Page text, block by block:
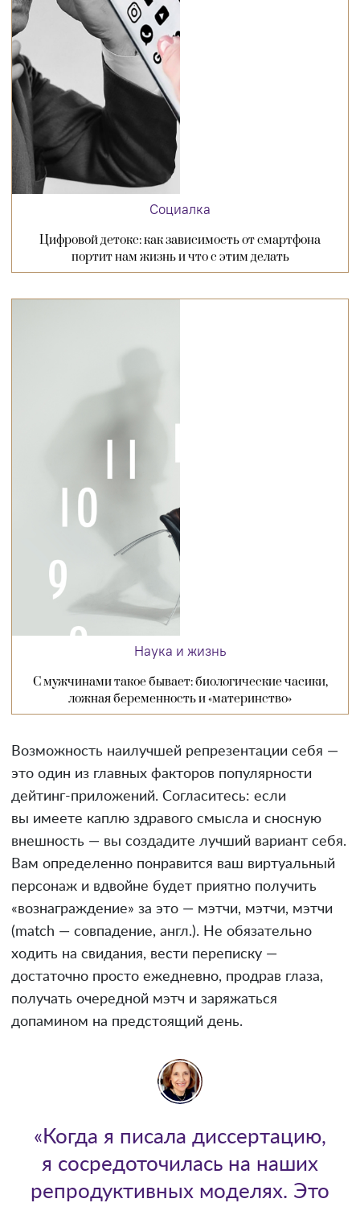
Социалка
Цифровой детокс: как зависимость от смартфона
портит нам жизнь и что с этим делать
Наука и жизнь
С мужчинами такое бывает: биологические часики,
ложная беременность и «материнство»
Возможность наилучшей репрезентации себя —
это один из главных факторов популярности
дейтинг-приложений. Согласитесь: если
вы имеете каплю здравого смысла и сносную
внешность — вы создадите лучший вариант себя.
Вам определенно понравится ваш виртуальный
персонаж и вдвойне будет приятно получить
«вознаграждение» за это — мэтчи, мэтчи, мэтчи
(match — совпадение, англ.). Не обязательно
ходить на свидания, вести переписку —
достаточно просто ежедневно, продрав глаза,
получать очередной мэтч и заряжаться
допамином на предстоящий день.
«Когда я писала диссертацию,
я сосредоточилась на наших
репродуктивных моделях. Это